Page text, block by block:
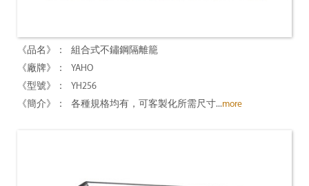
組合式不鏽鋼隔離籠
YAHO
YH256
各種規格均有，可客製化所需尺寸...more